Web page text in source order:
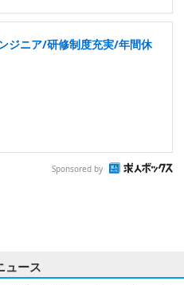
ジニア/研修制度充実/年間休
Sponsored by
ュース